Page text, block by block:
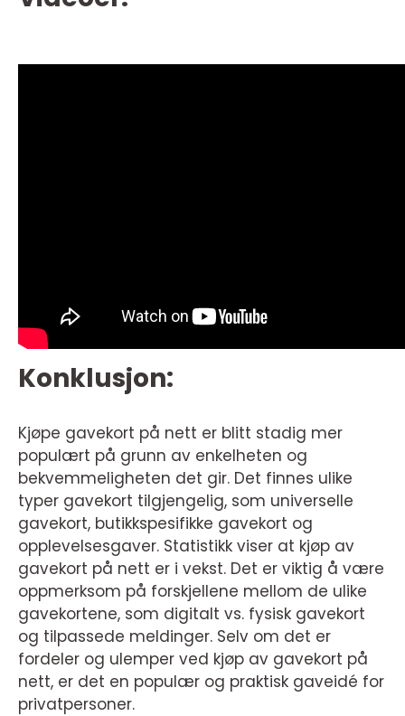
Konklusjon:
Kjøpe gavekort på nett er blitt stadig mer
populært på grunn av enkelheten og
bekvemmeligheten det gir. Det finnes ulike
typer gavekort tilgjengelig, som universelle
gavekort, butikkspesifikke gavekort og
opplevelsesgaver. Statistikk viser at kjøp av
gavekort på nett er i vekst. Det er viktig å være
oppmerksom på forskjellene mellom de ulike
gavekortene, som digitalt vs. fysisk gavekort
og tilpassede meldinger. Selv om det er
fordeler og ulemper ved kjøp av gavekort på
nett, er det en populær og praktisk gaveidé for
privatpersoner.